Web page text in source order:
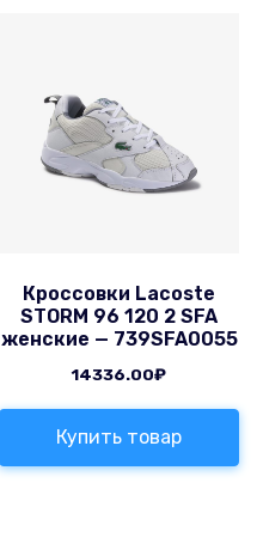
Кроссовки Lacoste
STORM 96 120 2 SFA
женские — 739SFA0055
14336.00₽
Купить товар